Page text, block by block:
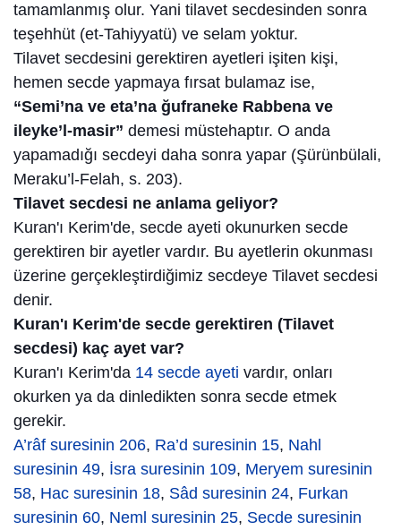
tamamlanmış olur. Yani tilavet secdesinden sonra
teşehhüt (et-Tahiyyatü) ve selam yoktur.
Tilavet secdesini gerektiren ayetleri işiten kişi,
hemen secde yapmaya fırsat bulamaz ise,
“Semi’na ve eta’na ğufraneke Rabbena ve
ileyke’l-masir” demesi müstehaptır. O anda
yapamadığı secdeyi daha sonra yapar (Şürünbülali,
Meraku’l-Felah, s. 203).
Tilavet secdesi ne anlama geliyor?
Kuran'ı Kerim'de, secde ayeti okunurken secde
gerektiren bir ayetler vardır. Bu ayetlerin okunması
üzerine gerçekleştirdiğimiz secdeye Tilavet secdesi
denir.
Kuran'ı Kerim'de secde gerektiren (Tilavet
secdesi) kaç ayet var?
Kuran'ı Kerim'da 14 secde ayeti vardır, onları
okurken ya da dinledikten sonra secde etmek
gerekir.
A’râf suresinin 206, Ra’d suresinin 15, Nahl
suresinin 49, İsra suresinin 109, Meryem suresinin
58, Hac suresinin 18, Sâd suresinin 24, Furkan
suresinin 60, Neml suresinin 25, Secde suresinin